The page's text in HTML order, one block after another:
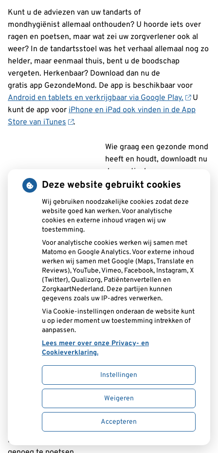
Kunt u de adviezen van uw tandarts of
mondhygiënist allemaal onthouden? U hoorde iets over
ragen en poetsen, maar wat zei uw zorgverlener ook al
weer? In de tandartsstoel was het verhaal allemaal nog zo
helder, maar eenmaal thuis, bent u de boodschap
vergeten. Herkenbaar? Download dan nu de
gratis app GezondeMond. De app is beschikbaar voor
Android en tablets en verkrijgbaar via Google Play.
U
kunt de app voor iPhone en iPad ook vinden in de App
Store van iTunes
.
Wie graag een gezonde mond
heeft en houdt, downloadt nu
dus gratis de app
GezondeMond van het Ivoren
Kruis. Hiermee krijgt u de door uw mondzorgverlener
gegeven adviezen op uw eigen mobiel. Een handig
hulpmiddel bij uw dagelijkse mondhygiëne.
Praktische instructies en adviezen
De applicatie toont praktische instructies voor elektrisch
en handmatig tandenpoetsen, het reinigen tussen de
tanden en kiezen en het gebruik van
mondspoelmiddelen. Bovendien geeft de app de juiste
handige poetstimer helpt u twee minuten en dus lang
genoeg te poetsen.
De applicatie toont praktische instructies voor elektrisch
en handmatig tandenpoetsen, het reinigen tussen de
tanden en kiezen en het gebruik van
mondspoelmiddelen. Bovendien geeft de app de juiste
voedingsadviezen om de mond gezond te houden. Een
handige poetstimer helpt u twee minuten en dus lang
Deze website gebruikt cookies
Wij gebruiken noodzakelijke cookies zodat deze
website goed kan werken. Voor analytische
cookies en externe inhoud vragen wij uw
toestemming.
Voor analytische cookies werken wij samen met
Matomo en Google Analytics. Voor externe inhoud
werken wij samen met Google (Maps, Translate en
Reviews), YouTube, Vimeo, Facebook, Instagram, X
(Twitter), Qualizorg, Patiëntenvertellen en
ZorgkaartNederland. Deze partijen kunnen
gegevens zoals uw IP-adres verwerken.
Via Cookie-instellingen onderaan de website kunt
u op ieder moment uw toestemming intrekken of
aanpassen.
Lees meer over onze Privacy- en
Cookieverklaring.
Instellingen
Weigeren
Accepteren